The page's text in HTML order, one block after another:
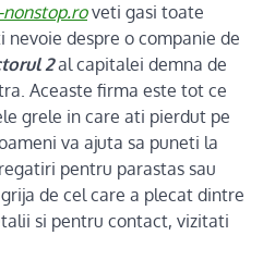
veti gasi toate
despre o companie de
2al capitalei demna de
Aceaste firma este tot ce
grele in care ati pierdut pe
va ajuta sa puneti la
pentru parastas sau
de cel care a plecat dintre
si pentru contact, vizitati